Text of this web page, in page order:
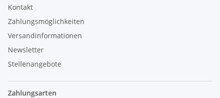
Kontakt
Zahlungsmöglichkeiten
Versandinformationen
Newsletter
Stellenangebote
Zahlungsarten